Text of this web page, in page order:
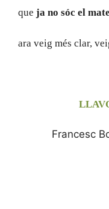
que ja no sóc el
ara veig més clar,
Francesc